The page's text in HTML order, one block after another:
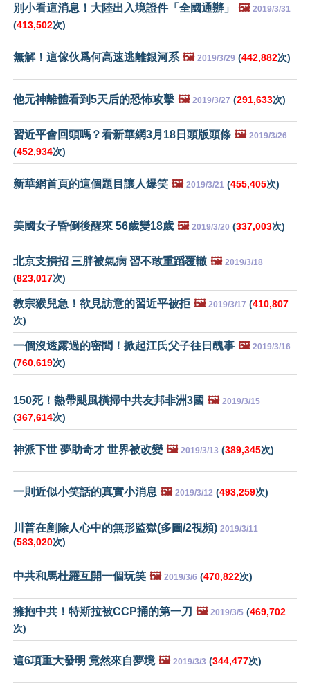
別小看這消息！大陸出入境證件「全國通辦」 🖼️ 2019/3/31
(413,502次)
無解！這傢伙爲何高速逃離銀河系 🖼️ 2019/3/29 (442,882次)
他元神離體看到5天后的恐怖攻擊 🖼️ 2019/3/27 (291,633次)
習近平會回頭嗎？看新華網3月18日頭版頭條 🖼️ 2019/3/26
(452,934次)
新華網首頁的這個題目讓人爆笑 🖼️ 2019/3/21 (455,405次)
美國女子昏倒後醒來 56歲變18歲 🖼️ 2019/3/20 (337,003次)
北京支損招 三胖被氣病 習不敢重蹈覆轍 🖼️ 2019/3/18
(823,017次)
教宗猴兒急！欲見訪意的習近平被拒 🖼️ 2019/3/17 (410,807
次)
一個沒透露過的密聞！掀起江氏父子往日醜事 🖼️ 2019/3/16
(760,619次)
150死！熱帶颶風橫掃中共友邦非洲3國 🖼️ 2019/3/15
(367,614次)
神派下世 夢助奇才 世界被改變 🖼️ 2019/3/13 (389,345次)
一則近似小笑話的真實小消息 🖼️ 2019/3/12 (493,259次)
川普在剷除人心中的無形監獄(多圖/2視頻) 2019/3/11
(583,020次)
中共和馬杜羅互開一個玩笑 🖼️ 2019/3/6 (470,822次)
擁抱中共！特斯拉被CCP捅的第一刀 🖼️ 2019/3/5 (469,702
次)
這6項重大發明 竟然來自夢境 🖼️ 2019/3/3 (344,477次)